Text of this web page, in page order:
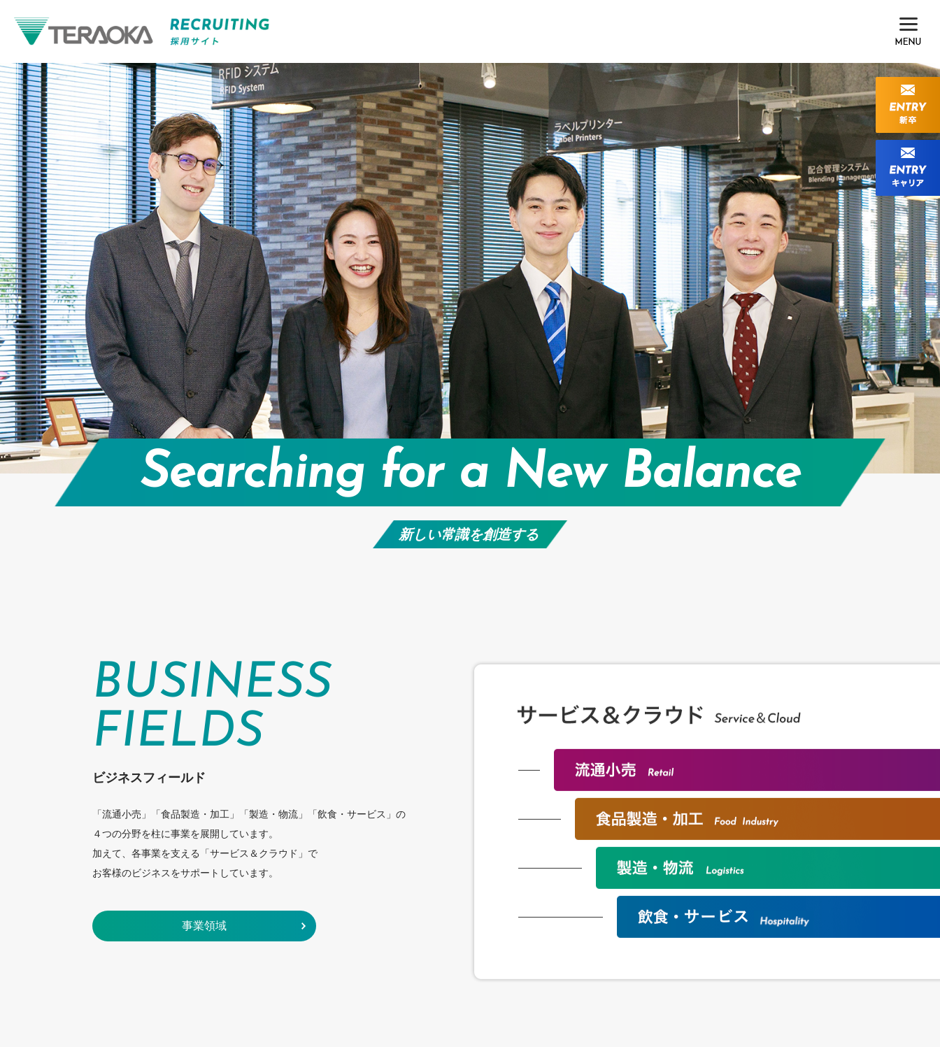
Searching for a New Balance
新しい常識を創造する
BUSINESS
FIELDS
ビジネスフィールド
「流通小売」「食品製造・加工」「製造・物流」「飲食・サービス」の
４つの分野を柱に事業を展開しています。
加えて、各事業を支える「サービス＆クラウド」で
お客様のビジネスをサポートしています。
事業領域